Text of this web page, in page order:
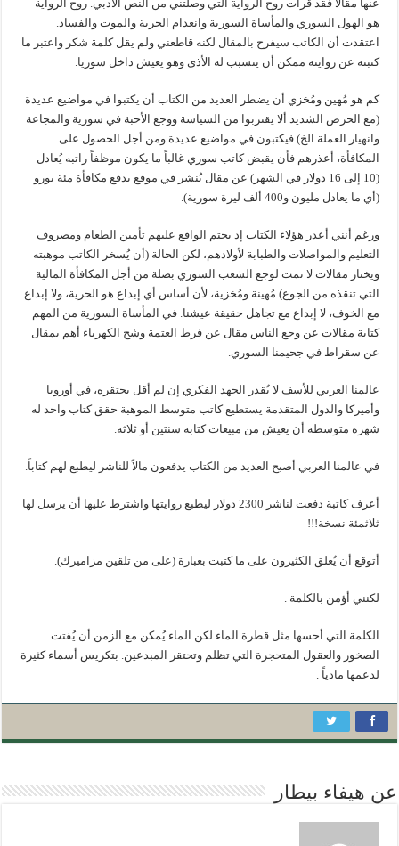
عنها مقالاً فقد قرأت روح الرواية التي وصلتني من النص الأدبي. روح الرواية
هو الهول السوري والمأساة السورية وانعدام الحرية والموت والفساد.
اعتقدت أن الكاتب سيفرح بالمقال لكنه قاطعني ولم يقل كلمة شكر واعتبر ما
كتبته عن روايته ممكن أن يتسبب له الأذى وهو يعيش داخل سوريا.
كم هو مُهين ومُخزي أن يضطر العديد من الكتاب أن يكتبوا في مواضيع عديدة
(مع الحرص الشديد ألا يقتربوا من السياسة ووجع الأحبة في سورية والمجاعة
وانهيار العملة الخ) فيكتبون في مواضيع عديدة ومن أجل الحصول على
المكافأة، أعذرهم فأن يقبض كاتب سوري غالباً ما يكون موظفاً راتبه يُعادل
(10 إلى 16 دولار في الشهر) عن مقال يُنشر في موقع يدفع مكافأة مئة يورو
(أي ما يعادل مليون و400 ألف ليرة سورية).
ورغم أنني أعذر هؤلاء الكتاب إذ يحتم الواقع عليهم تأمين الطعام ومصروف
التعليم والمواصلات والطبابة لأولادهم، لكن الحالة (أن يُسخر الكاتب موهبته
ويختار مقالات لا تمت لوجع الشعب السوري بصلة من أجل المكافأة المالية
التي تنقذه من الجوع) مُهينة ومُخزية، لأن أساس أي إبداع هو الحرية، ولا إبداع
مع الخوف، لا إبداع مع تجاهل حقيقة عيشنا. في المأساة السورية من المهم
كتابة مقالات عن وجع الناس مقال عن فرط العتمة وشح الكهرباء أهم بمقال
عن سقراط في جحيمنا السوري.
عالمنا العربي للأسف لا يُقدر الجهد الفكري إن لم أقل يحتقره، في أوروبا
وأميركا والدول المتقدمة يستطيع كاتب متوسط الموهبة حقق كتاب واحد له
شهرة متوسطة أن يعيش من مبيعات كتابه سنتين أو ثلاثة.
في عالمنا العربي أصبح العديد من الكتاب يدفعون مالاً للناشر ليطبع لهم كتاباً.
أعرف كاتبة دفعت لناشر 2300 دولار ليطبع روايتها واشترط عليها أن يرسل لها
ثلاثمئة نسخة!!!
أتوقع أن يُعلق الكثيرون على ما كتبت بعبارة (على من تلقين مزاميرك).
لكنني أؤمن بالكلمة .
الكلمة التي أحسها مثل قطرة الماء لكن الماء يُمكن مع الزمن أن يُفتت
الصخور والعقول المتحجرة التي تظلم وتحتقر المبدعين. بتكريس أسماء كثيرة
لدعمها مادياً .
عن هيفاء بيطار